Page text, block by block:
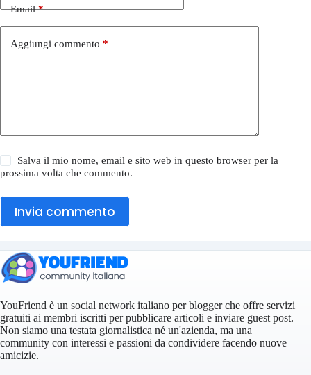
Email*
Aggiungi commento *
Salva il mio nome, email e sito web in questo browser per la
prossima volta che commento.
Invia commento
YouFriend è un social network italiano per blogger che offre servizi
gratuiti ai membri iscritti per pubblicare articoli e inviare guest post.
Non siamo una testata giornalistica né un'azienda, ma una
community con interessi e passioni da condividere facendo nuove
amicizie.